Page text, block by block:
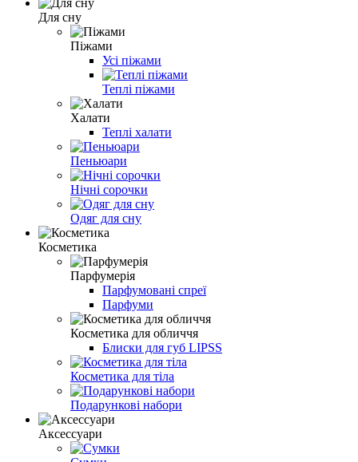
Для сну
Піжами
Усі піжами
Теплі піжами
Халати
Теплі халати
Пеньюари
Нічні сорочки
Одяг для сну
Косметика
Парфумерія
Парфумовані спреї
Парфуми
Косметика для обличчя
Блиски для губ LIPSS
Косметика для тіла
Подарункові набори
Аксессуари